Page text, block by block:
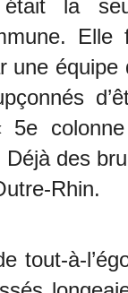
la
Elle
une équipe
5e
Déjà des
Rhin.
tout-à-